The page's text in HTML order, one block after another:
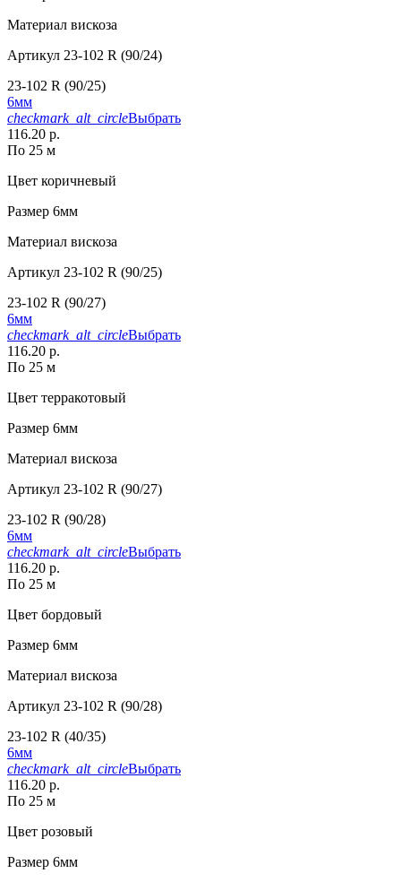
Материал вискоза
Артикул 23-102 R (90/24)
23-102 R (90/25)
6мм
checkmark_alt_circleВыбрать
116.20 р.
По 25 м
Цвет коричневый
Размер 6мм
Материал вискоза
Артикул 23-102 R (90/25)
23-102 R (90/27)
6мм
checkmark_alt_circleВыбрать
116.20 р.
По 25 м
Цвет терракотовый
Размер 6мм
Материал вискоза
Артикул 23-102 R (90/27)
23-102 R (90/28)
6мм
checkmark_alt_circleВыбрать
116.20 р.
По 25 м
Цвет бордовый
Размер 6мм
Материал вискоза
Артикул 23-102 R (90/28)
23-102 R (40/35)
6мм
checkmark_alt_circleВыбрать
116.20 р.
По 25 м
Цвет розовый
Размер 6мм